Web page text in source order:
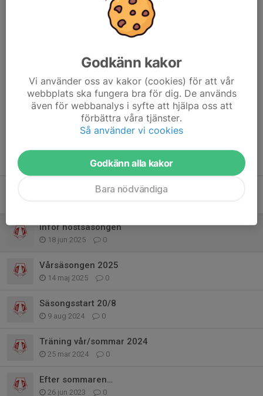
kunde hitta på. Så det blir spännande och se om de lärt sig
något nytt efter sommaren! 😊
Dela nyhet
Tidigare nyheter
Sommaravslutning
Inför höstsäsongen
18 jun 2025 0
Vårsäsongen 2025
14 maj 2025 0
Säsongsstart 20/8
9 aug 2024 0
Träning vår/sommar 2024
25 mar 2024 0
Efter sommaren…
26 jun 2023 0
Godkänn kakor
Vi använder oss av kakor (cookies) för att vår
webbplats ska fungera bra för dig. De används
även för webbanalys i syfte att hjälpa oss att
förbättra våra tjänster.
Så använder vi cookies
Godkänn alla kakor
Bara nödvändiga